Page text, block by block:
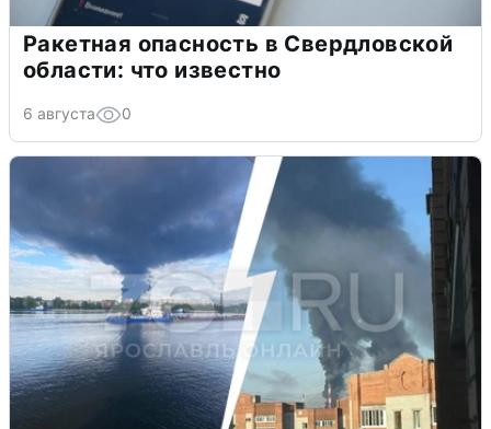
Ракетная опасность в Свердловской
области: что известно
6 августа 0